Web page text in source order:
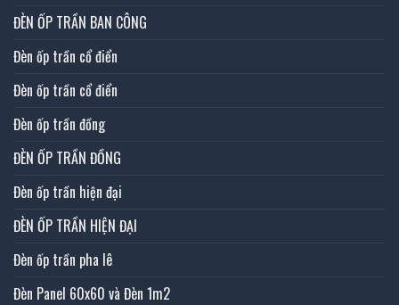
ĐÈN ỐP TRẦN BAN CÔNG
Đèn ốp trần cổ điển
Đèn ốp trần cổ điển
Đèn ốp trần đồng
ĐÈN ỐP TRẦN ĐỒNG
Đèn ốp trần hiện đại
ĐÈN ỐP TRẦN HIỆN ĐẠI
Đèn ốp trần pha lê
Đèn Panel 60x60 và Đèn 1m2